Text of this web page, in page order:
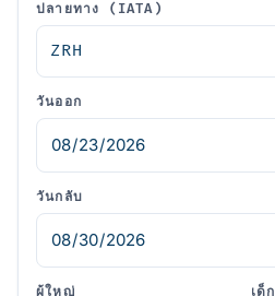
ปลายทาง (IATA)
วันออก
วันกลับ
ผู้ใหญ่ เด็ก